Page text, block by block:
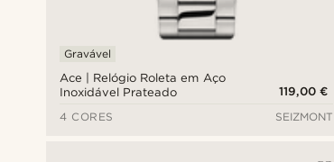
Ace | Relógio Roleta em Aço
Inoxidável Prateado
Gravável
119,00 €
4 CORES
SEIZMONT